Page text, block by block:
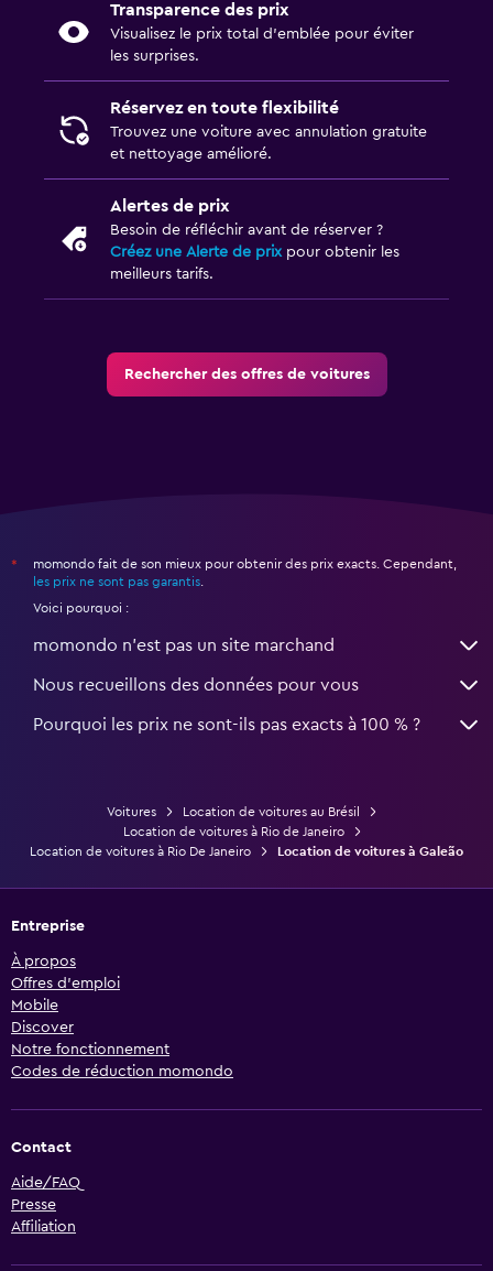
Transparence des prix
Visualisez le prix total d’emblée pour éviter
les surprises.
Réservez en toute flexibilité
Trouvez une voiture avec annulation gratuite
et nettoyage amélioré.
Alertes de prix
Besoin de réfléchir avant de réserver ?
Créez une Alerte de prixpour obtenir les
meilleurs tarifs.
Rechercher des offres de voitures
*
momondo fait de son mieux pour obtenir des prix exacts. Cependant,
les prix ne sont pas garantis.
Voici pourquoi :
momondo n'est pas un site marchand
Nous recueillons des données pour vous
Pourquoi les prix ne sont-ils pas exacts à 100 % ?
Voitures
Location de voitures au Brésil
Location de voitures à Rio de Janeiro
Location de voitures à Rio De Janeiro
Location de voitures à Galeão
Entreprise
À propos
Offres d’emploi
Mobile
Discover
Notre fonctionnement
Codes de réduction momondo
Contact
Aide/FAQ
Presse
Affiliation